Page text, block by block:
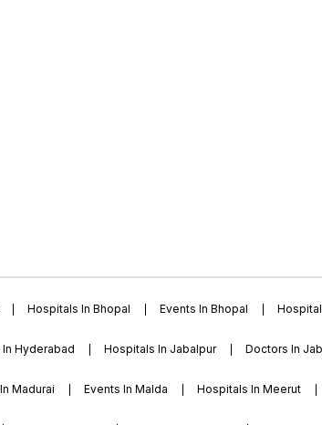
Hospitals In Bhopal Events In Bhopal
Hyderabad Hospitals In Jabalpur Doctors In
Madurai Events In Malda Hospitals In Meerut